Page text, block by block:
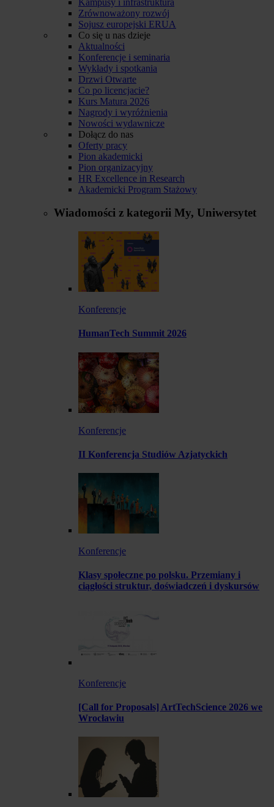
Zrównoważony rozwój
Sojusz europejski ERUA
Co się u nas dzieje
Aktualności
Konferencje i seminaria
Wykłady i spotkania
Drzwi Otwarte
Co po licencjacie?
Kurs Matura 2026
Nagrody i wyróżnienia
Nowości wydawnicze
Dołącz do nas
Oferty pracy
Pion akademicki
Pion organizacyjny
HR Excellence in Research
Akademicki Program Stażowy
Wiadomości z kategorii My, Uniwersytet
Konferencje
HumanTech Summit 2026
Konferencje
II Konferencja Studiów Azjatyckich
Konferencje
Klasy społeczne po polsku. Przemiany i
ciągłości struktur, doświadczeń i dyskursów
Konferencje
[Call for Proposals] ArtTechScience 2026 we
Wrocławiu